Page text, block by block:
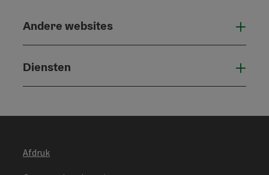
Andere websites
Diensten
Afdruk